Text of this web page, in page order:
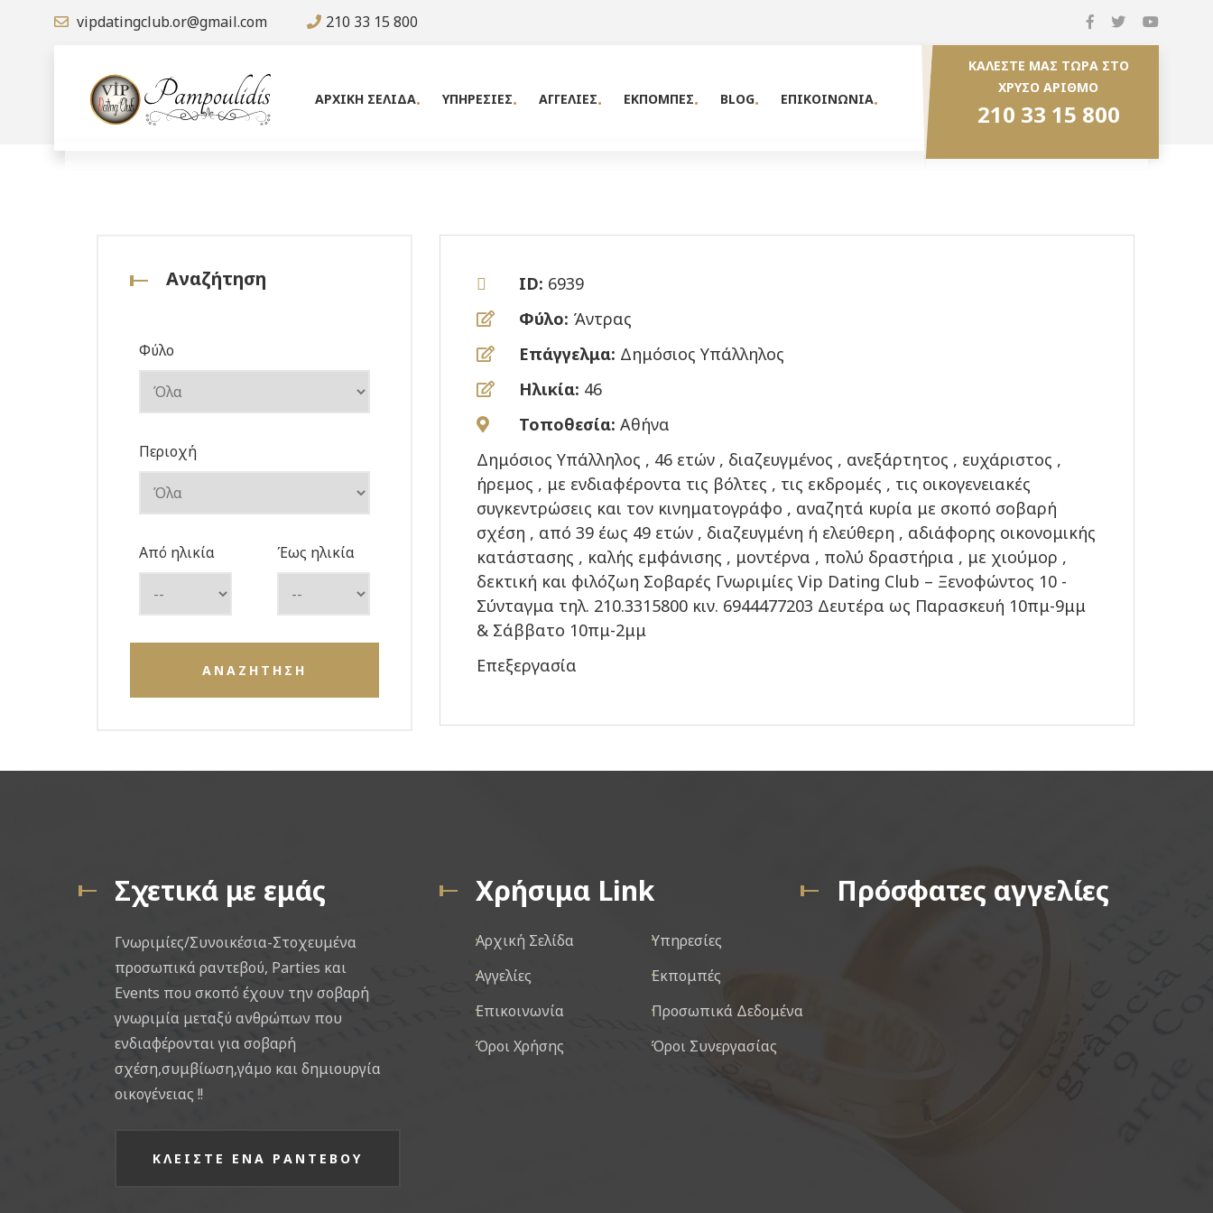
vipdatingclub.or@gmail.com 210 33 15 800
ΑΡΧΙΚΗ ΣΕΛΙΔΑ ΥΠΗΡΕΣΙΕΣ ΑΓΓΕΛΙΕΣ ΕΚΠΟΜΠΕΣ BLOG ΕΠΙΚΟΙΝΩΝΙΑ
ΚΑΛΕΣΤΕ ΜΑΣ ΤΩΡΑ ΣΤΟ
ΧΡΥΣΟ ΑΡΙΘΜΟ
210 33 15 800
Αναζήτηση
Φύλο
Περιοχή
Από ηλικία Έως ηλικία
ΑΝΑΖΗΤΗΣΗ
ID: 6939
Φύλο: Άντρας
Επάγγελμα: Δημόσιος Υπάλληλος
Ηλικία: 46
Τοποθεσία: Αθήνα
Δημόσιος Υπάλληλος , 46 ετών , διαζευγμένος , ανεξάρτητος , ευχάριστος ,
ήρεμος , με ενδιαφέροντα τις βόλτες , τις εκδρομές , τις οικογενειακές
συγκεντρώσεις και τον κινηματογράφο , αναζητά κυρία με σκοπό σοβαρή
σχέση , από 39 έως 49 ετών , διαζευγμένη ή ελεύθερη , αδιάφορης οικονομικής
κατάστασης , καλής εμφάνισης , μοντέρνα , πολύ δραστήρια , με χιούμορ ,
δεκτική και φιλόζωη Σοβαρές Γνωριμίες Vip Dating Club – Ξενοφώντος 10 -
Σύνταγμα τηλ. 210.3315800 κιν. 6944477203 Δευτέρα ως Παρασκευή 10πμ-9μμ
& Σάββατο 10πμ-2μμ
Επεξεργασία
Σχετικά με εμάς
Γνωριμίες/Συνοικέσια-Στοχευμένα
προσωπικά ραντεβού, Parties και
Events που σκοπό έχουν την σοβαρή
γνωριμία μεταξύ ανθρώπων που
ενδιαφέρονται για σοβαρή
σχέση,συμβίωση,γάμο και δημιουργία
οικογένειας !!
ΚΛΕΙΣΤΕ ΕΝΑ ΡΑΝΤΕΒΟΥ
Χρήσιμα Link
Αρχική Σελίδα
Υπηρεσίες
Αγγελίες
Εκπομπές
Επικοινωνία
Προσωπικά Δεδομένα
Όροι Χρήσης
Όροι Συνεργασίας
Πρόσφατες αγγελίες